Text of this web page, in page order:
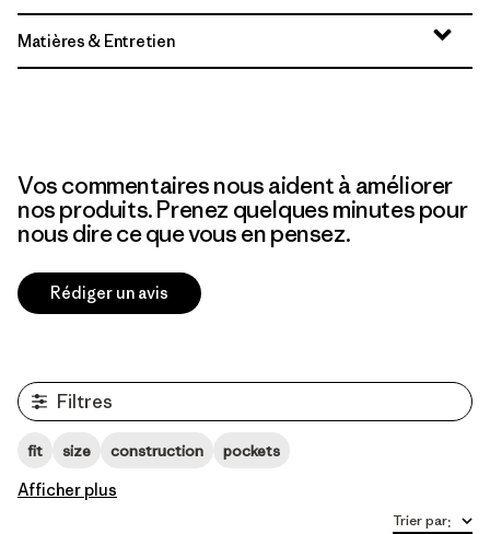
Matières & Entretien
Vos commentaires nous aident à améliorer
nos produits. Prenez quelques minutes pour
nous dire ce que vous en pensez.
Rédiger un avis
Filtres
fit size construction pockets
Afficher plus
Trier par: